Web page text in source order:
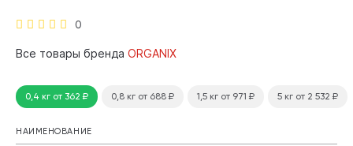
0
Все товары бренда ORGANIX
0,4 кг от 362₽ 0,8 кг от 688 ₽ 1,5 кг от 971 ₽ 5 кг от 2 532 ₽
НАИМЕНОВАНИЕ